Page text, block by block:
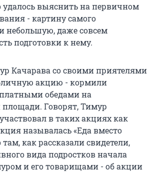
выяснить на первичном
- картину самого
небольшую, даже совсем
подготовки к нему.
Качарава со своими приятелями
акцию - кормили
обедами на
Говорят, Тимур
в таких акциях как
называлась «Еда вместо
как рассказали свидетели,
вида подростков начала
и его товарищами - об акции